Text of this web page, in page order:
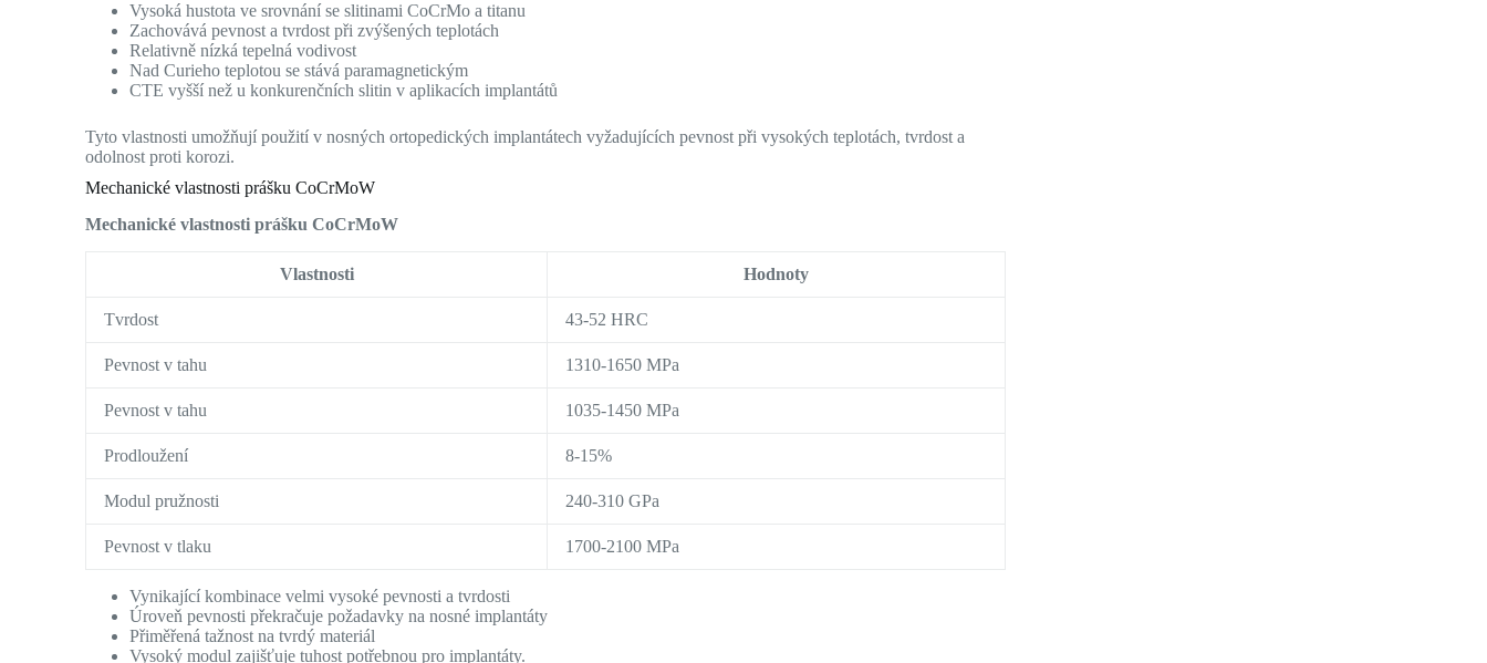
Vysoká hustota ve srovnání se slitinami CoCrMo a titanu
Zachovává pevnost a tvrdost při zvýšených teplotách
Relativně nízká tepelná vodivost
Nad Curieho teplotou se stává paramagnetickým
CTE vyšší než u konkurenčních slitin v aplikacích implantátů
Tyto vlastnosti umožňují použití v nosných ortopedických implantátech vyžadujících pevnost při vysokých teplotách, tvrdost a
odolnost proti korozi.
Mechanické vlastnosti prášku CoCrMoW
Mechanické vlastnosti prášku CoCrMoW
Vlastnosti Hodnoty
Tvrdost 43-52 HRC
Pevnost v tahu 1310-1650 MPa
Pevnost v tahu 1035-1450 MPa
Prodloužení 8-15%
Modul pružnosti 240-310 GPa
Pevnost v tlaku 1700-2100 MPa
Vynikající kombinace velmi vysoké pevnosti a tvrdosti
Úroveň pevnosti překračuje požadavky na nosné implantáty
Přiměřená tažnost na tvrdý materiál
Vysoký modul zajišťuje tuhost potřebnou pro implantáty.